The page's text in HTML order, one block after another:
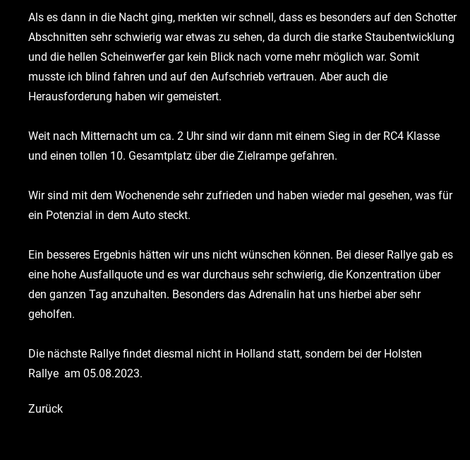
Als es dann in die Nacht ging, merkten wir schnell, dass es besonders auf den Schotter
Abschnitten sehr schwierig war etwas zu sehen, da durch die starke Staubentwicklung
und die hellen Scheinwerfer gar kein Blick nach vorne mehr möglich war. Somit
musste ich blind fahren und auf den Aufschrieb vertrauen. Aber auch die
Herausforderung haben wir gemeistert.
Weit nach Mitternacht um ca. 2 Uhr sind wir dann mit einem Sieg in der RC4 Klasse
und einen tollen 10. Gesamtplatz über die Zielrampe gefahren.
Wir sind mit dem Wochenende sehr zufrieden und haben wieder mal gesehen, was für
ein Potenzial in dem Auto steckt.
Ein besseres Ergebnis hätten wir uns nicht wünschen können. Bei dieser Rallye gab es
eine hohe Ausfallquote und es war durchaus sehr schwierig, die Konzentration über
den ganzen Tag anzuhalten. Besonders das Adrenalin hat uns hierbei aber sehr
geholfen.
Die nächste Rallye findet diesmal nicht in Holland statt, sondern bei der Holsten
Rallye am 05.08.2023.
Zurück